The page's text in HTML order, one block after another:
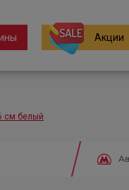
Акции
см белый